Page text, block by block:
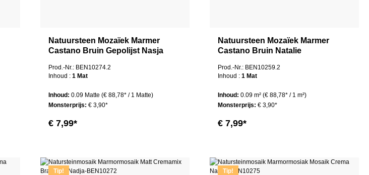
Natuursteen Mozaïek Marmer
Castano Bruin Gepolijst Nasja
Prod.-Nr.: BEN10274.2
Inhoud : 1 Mat
Inhoud: 0.09 Matte (€ 88,78* / 1 Matte)
Monsterprijs: € 3,90*
€ 7,99*
Natuursteen Mozaïek Marmer
Castano Bruin Natalie
Prod.-Nr.: BEN10259.2
Inhoud : 1 Mat
Inhoud: 0.09 m² (€ 88,78* / 1 m²)
Monsterprijs: € 3,90*
€ 7,99*
Tip! Tip!